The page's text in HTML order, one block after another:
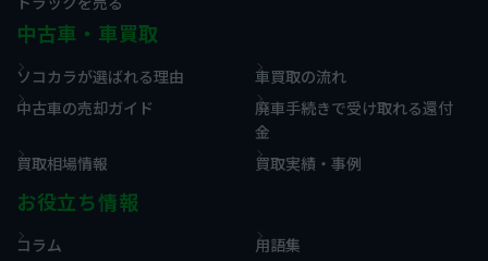
中古車・車買取
ソコカラが選ばれる理由
車買取の流れ
中古車の売却ガイド
廃車手続きで受け取れる還付
金
買取相場情報
買取実績・事例
お役立ち情報
コラム 用語集